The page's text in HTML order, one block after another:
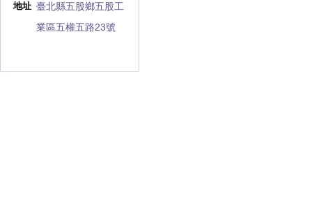
地址 臺北縣五股鄉五股工
業區五權五路23號